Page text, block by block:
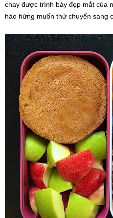
chay được trình bày đẹp mắt của
hào hứng muốn thử chuyển sang